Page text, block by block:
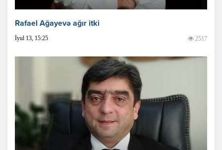
Rafael Ağayevə ağır itki
İyul 13, 15:25 2517